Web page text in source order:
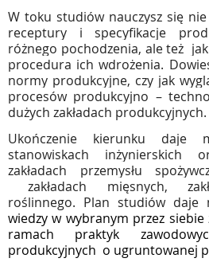
W toku studiów nauczysz się
receptury i specyfikacje
różnego pochodzenia, ale też
procedura ich wdrożenia.
normy produkcyjne, czy jak
procesów produkcyjno –
dużych zakładach produkcyjnych.
Ukończenie kierunku daje
stanowiskach inżynierskich
zakładach przemysłu
zakładach mięsnych,
roślinnego. Plan studiów daje
wiedzy w wybranym przez
ramach praktyk
produkcyjnych o ugruntowanej